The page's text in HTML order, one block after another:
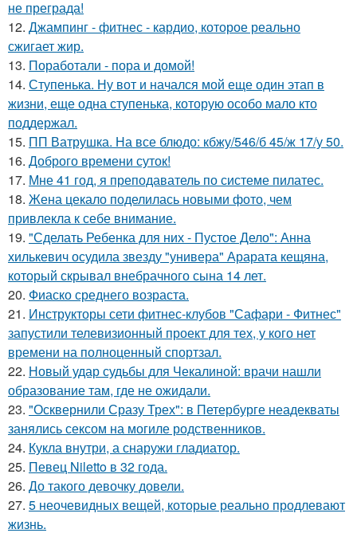
не преграда!
12. Джампинг - фитнес - кардио, которое реально
сжигает жир.
13. Поработали - пора и домой!
14. Ступенька. Ну вот и начался мой еще один этап в
жизни, еще одна ступенька, которую особо мало кто
поддержал.
15. ПП Ватрушка. На все блюдо: кбжу/546/б 45/ж 17/у 50.
16. Доброго времени суток!
17. Мне 41 год, я преподаватель по системе пилатес.
18. Жена цекало поделилась новыми фото, чем
привлекла к себе внимание.
19. "Сделать Ребенка для них - Пустое Дело": Анна
хилькевич осудила звезду "универа" Арарата кещяна,
который скрывал внебрачного сына 14 лет.
20. Фиаско среднего возраста.
21. Инструкторы сети фитнес-клубов "Сафари - Фитнес"
запустили телевизионный проект для тех, у кого нет
времени на полноценный спортзал.
22. Новый удар судьбы для Чекалиной: врачи нашли
образование там, где не ожидали.
23. "Осквернили Сразу Трех": в Петербурге неадекваты
занялись сексом на могиле родственников.
24. Кукла внутри, а снаружи гладиатор.
25. Певец Niletto в 32 года.
26. До такого девочку довели.
27. 5 неочевидных вещей, которые реально продлевают
жизнь.